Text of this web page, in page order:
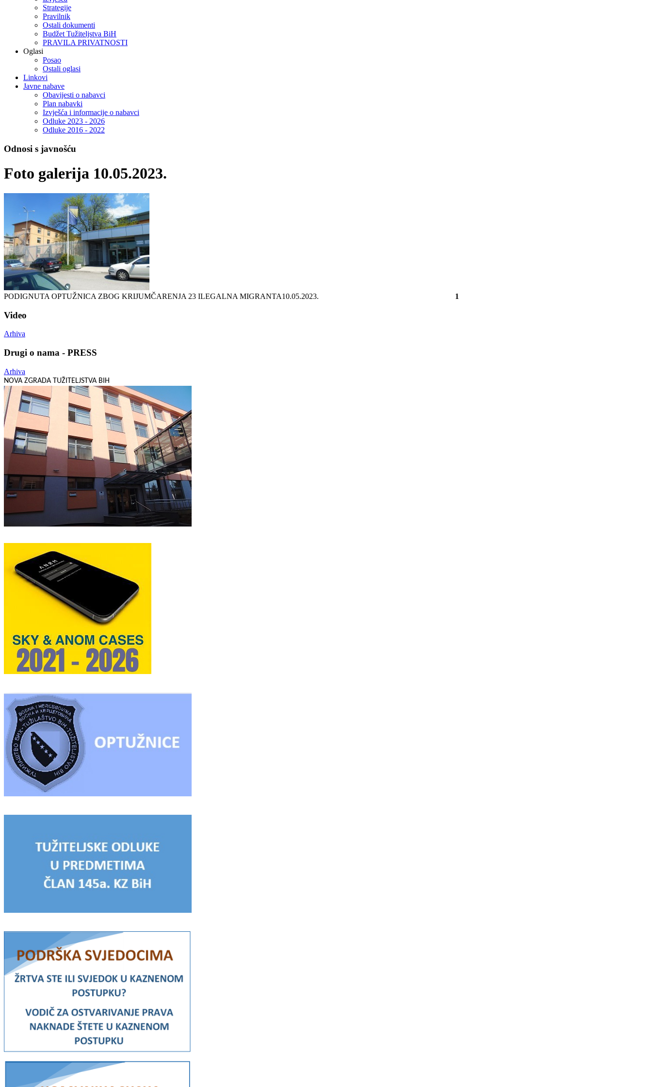
Strategije
Pravilnik
Ostali dokumenti
Budžet Tužiteljstva BiH
PRAVILA PRIVATNOSTI
Oglasi
Posao
Ostali oglasi
Linkovi
Javne nabave
Obavijesti o nabavci
Plan nabavki
Izvješća i informacije o nabavci
Odluke 2023 - 2026
Odluke 2016 - 2022
Odnosi s javnošću
Foto galerija 10.05.2023.
PODIGNUTA OPTUŽNICA ZBOG KRIJUMČARENJA 23 ILEGALNA MIGRANTA10.05.2023. 1
Video
Arhiva
Drugi o nama - PRESS
Arhiva
NOVA ZGRADA TUŽITELJSTVA BIH